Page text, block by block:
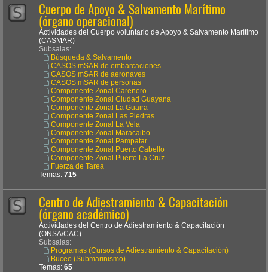
Cuerpo de Apoyo & Salvamento Marítimo
(órgano operacional)
Actividades del Cuerpo voluntario de Apoyo & Salvamento Marítimo
(CASMAR)
Subsalas:
Búsqueda & Salvamento
CASOS mSAR de embarcaciones
CASOS mSAR de aeronaves
CASOS mSAR de personas
Componente Zonal Carenero
Componente Zonal Ciudad Guayana
Componente Zonal La Guaira
Componente Zonal Las Piedras
Componente Zonal La Vela
Componente Zonal Maracaibo
Componente Zonal Pampatar
Componente Zonal Puerto Cabello
Componente Zonal Puerto La Cruz
Fuerza de Tarea
Temas: 715
Centro de Adiestramiento & Capacitación
(órgano académico)
Actividades del Centro de Adiestramiento & Capacitación
(ONSA/CAC).
Subsalas:
Programas (Cursos de Adiestramiento & Capacitación)
Buceo (Submarinismo)
Temas: 65